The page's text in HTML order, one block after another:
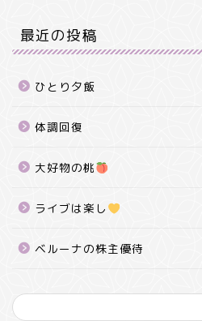
最近の投稿
ひとり夕飯
体調回復
大好物の桃
ライブは楽し
ベルーナの株主優待